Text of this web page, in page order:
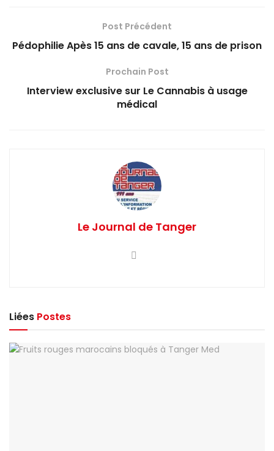
Post Précédent
Pédophilie Apès 15 ans de cavale, 15 ans de prison
Prochain Post
Interview exclusive sur Le Cannabis à usage
médical
Le Journal de Tanger
Liées Postes